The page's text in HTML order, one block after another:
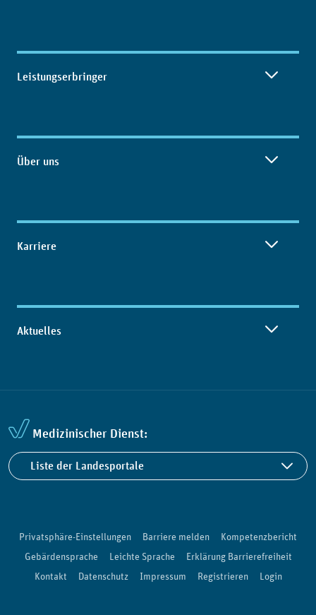
Leistungserbringer
Über uns
Karriere
Aktuelles
Medizinischer Dienst:
Liste der Landesportale
Privatsphäre-Einstellungen Barriere melden
Kompetenzbericht
Gebärdensprache
Leichte Sprache
Erklärung Barrierefreiheit
Kontakt
Datenschutz Impressum Registrieren Login